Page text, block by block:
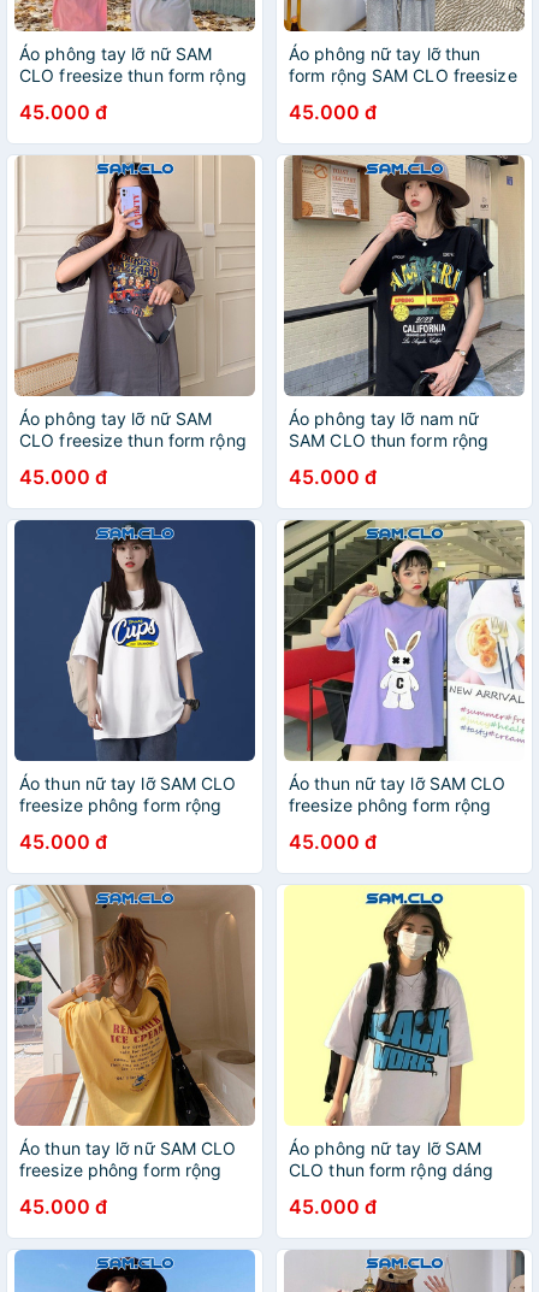
Áo phông tay lỡ nữ SAM
CLO freesize thun form rộng
nhóm, lớp in hình CHÚ GẤU
TRÁI TIM
45.000 đ
Áo phông nữ tay lỡ thun
form rộng SAM CLO freesize
nhóm, lớp in những chú gấu
CLASS
45.000 đ
Áo phông tay lỡ nữ SAM
CLO freesize thun form rộng
nhóm, lớp in hình đua xe
DUKES
45.000 đ
Áo phông tay lỡ nam nữ
SAM CLO thun form rộng
nhóm, lớp in CÂY DỪA
SPRING SUMMER
45.000 đ
Áo thun nữ tay lỡ SAM CLO
freesize phông form rộng
couple in chữ CUPS
45.000 đ
Áo thun nữ tay lỡ SAM CLO
freesize phông form rộng
couple in THỎ TRẮNG
45.000 đ
Áo thun tay lỡ nữ SAM CLO
freesize phông form rộng
nhóm, lớp bò sữa chữ REAL
MILK ICE CPEAM
45.000 đ
Áo phông nữ tay lỡ SAM
CLO thun form rộng dáng
in chữ BLACK WORK
45.000 đ